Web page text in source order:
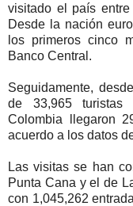
visitado el país
Desde la nación
los primeros cinco
Banco Central.
Seguidamente,
de 33,965 turistas
Colombia llegaron
acuerdo a los datos
Las visitas se han
Punta Cana y el de
con 1,045,262